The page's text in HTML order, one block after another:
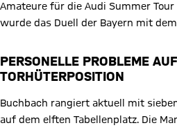
Amateure für die Audi Summer Tour
wurde das Duell der Bayern mit
PERSONELLE PROBLEME
TORHÜTERPOSITION
Buchbach rangiert aktuell mit
auf dem elften Tabellenplatz. Die